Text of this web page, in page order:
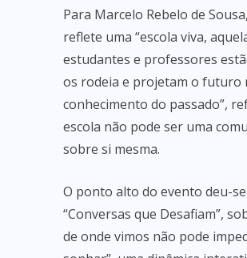
Para Marcelo Rebelo de
reflete uma “escola viva,
estudantes e professores
os rodeia e projetam o futuro
conhecimento do passado”,
escola não pode ser uma
sobre si mesma.
O ponto alto do evento deu-
“Conversas que Desafiam”,
de onde vimos não pode